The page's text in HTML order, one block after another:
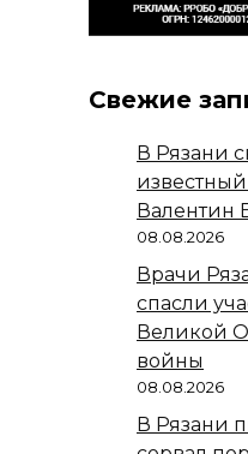
Свежие
В Рязани
Валентин
08.08.2026
Врачи
спасли
Великой
войны
08.08.2026
В Рязани